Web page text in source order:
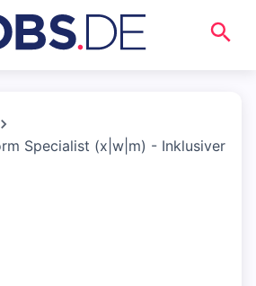
Specialist (x|w|m) - Inklusiver